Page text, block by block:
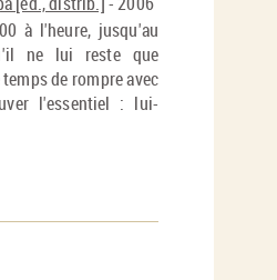
à l'heure, jusqu'au
ne lui reste que
de rompre avec
l'essentiel : lui-